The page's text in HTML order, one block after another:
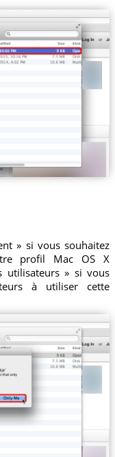
» si vous souhaitez
profil Mac OS X
utilisateurs » si vous
à utiliser cette